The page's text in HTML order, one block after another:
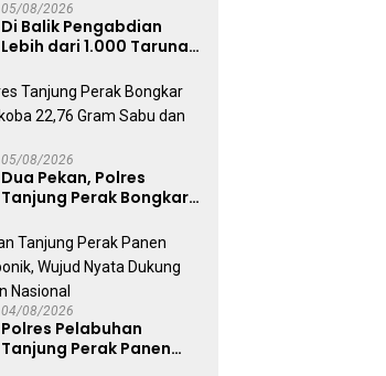
05/08/2026
Di Balik Pengabdian
Lebih dari 1.000 Taruna,
Pembentukan Karakter
Siswa Sekolah Rakyat
05/08/2026
Dua Pekan, Polres
Tanjung Perak Bongkar
22,76 Gram Sabu dan Pil
Ekstasi
04/08/2026
Polres Pelabuhan
Tanjung Perak Panen